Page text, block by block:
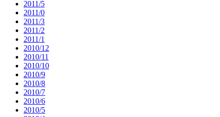
2011/5
2011/0
2011/3
2011/2
2011/1
2010/12
2010/11
2010/10
2010/9
2010/8
2010/7
2010/6
2010/5